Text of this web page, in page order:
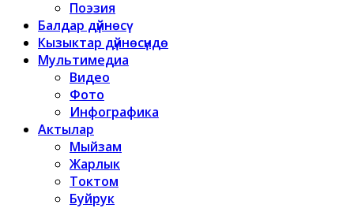
Поэзия
Балдар дүйнөсү
Кызыктар дүйнөсүндө
Мультимедиа
Видео
Фото
Инфографика
Актылар
Мыйзам
Жарлык
Токтом
Буйрук